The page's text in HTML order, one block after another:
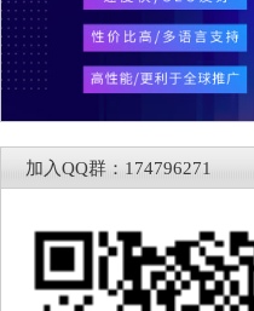
加入QQ群：174796271